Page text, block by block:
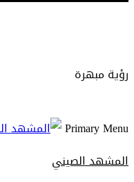
رؤية مبهرة
Primary Menu
المشهد الصيني